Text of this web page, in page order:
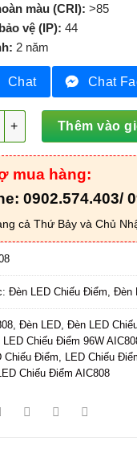
màu (CRI): >85
vệ (IP): 44
2 năm
Chat Chat
Chiếu Điểm 96W -
Thêm vào
mua hàng:
0902.574.403/
cả Thứ Bảy và Chủ
Đèn LED Chiếu Điểm Đèn
, Đèn LED, Đèn LED
Chiếu Điểm 96W
Chiếu Điểm LED Chiếu
LED Chiếu Điểm AIC808